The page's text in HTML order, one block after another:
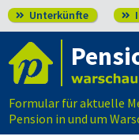
 Unterkünfte 
Formular für aktuelle
Pension in und um